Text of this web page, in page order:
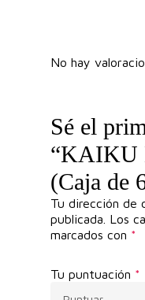
No hay
Sé el
“KAIKU
(Caja de
Tu dirección de
publicada. Los
marcados con *
Tu puntuación *